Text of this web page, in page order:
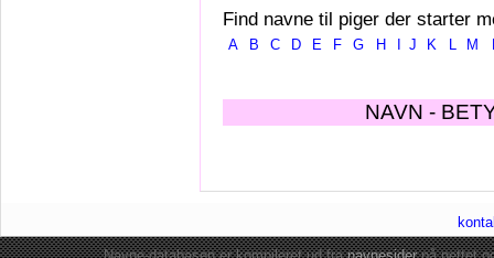
Find navne til piger der starter
A B C D E F G H J K L M
NAVN -